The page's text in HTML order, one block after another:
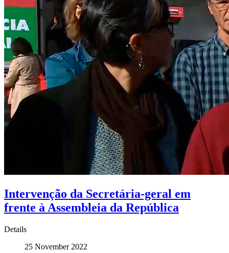
Intervenção da Secretária-geral em
frente à Assembleia da República
Details
25 November 2022